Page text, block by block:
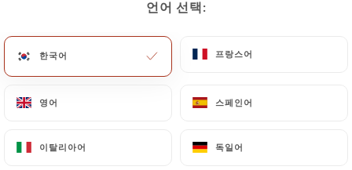
언어 선택:
한국어 프랑스어
영어 스페인어
이탈리아어 독일어
홈 연락처
언어 선택:
한국어 프랑스어
영어 스페인어
이탈리아어 독일어